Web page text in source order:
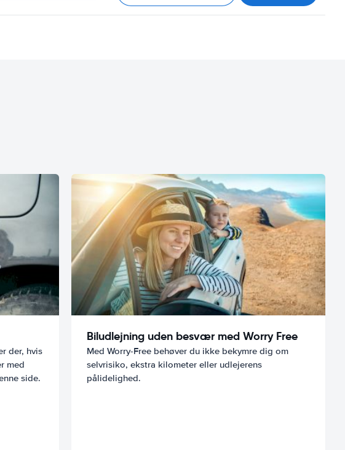
der, hvis
med
side.
Biludlejning uden besvær med Worry Free
Med Worry-Free behøver du ikke bekymre dig om
selvrisiko, ekstra kilometer eller udlejerens
pålidelighed.